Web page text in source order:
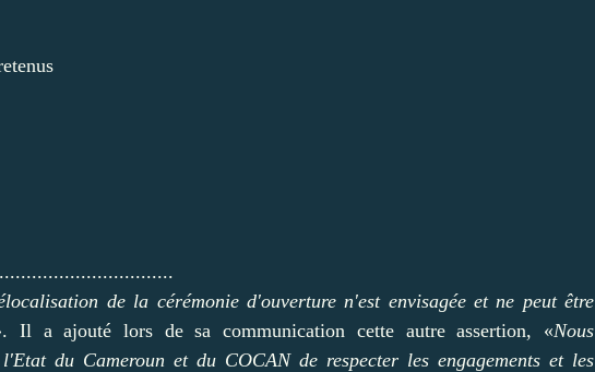
de la cérémonie d'ouverture n'est envisagée et ne peut être
Il a ajouté lors de sa communication cette autre assertion, «Nous
du Cameroun et du COCAN de respecter les engagements et les